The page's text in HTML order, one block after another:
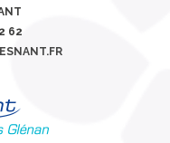
62